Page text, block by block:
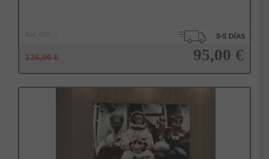
Ref.
126,00 € 95,00 €
Añadir a la cesta